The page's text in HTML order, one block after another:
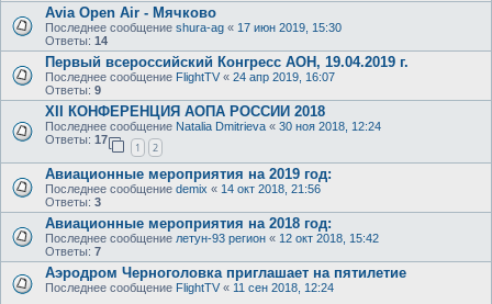
Avia Open Air - Мячково
Последнее сообщение shura-ag « 17 июн 2019, 15:30
Ответы: 14
Первый всероссийский Конгресс АОН, 19.04.2019 г.
Последнее сообщение FlightTV « 24 апр 2019, 16:07
Ответы: 9
XII КОНФЕРЕНЦИЯ АОПА РОССИИ 2018
Последнее сообщение Natalia Dmitrieva « 30 ноя 2018, 12:24
Ответы: 17
1 2
Авиационные мероприятия на 2019 год:
Последнее сообщение demix « 14 окт 2018, 21:56
Ответы: 3
Авиационные мероприятия на 2018 год:
Последнее сообщение летун-93 регион « 12 окт 2018, 15:42
Ответы: 7
Аэродром Черноголовка приглашает на пятилетие
Последнее сообщение FlightTV « 11 сен 2018, 12:24